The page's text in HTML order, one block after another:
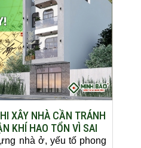
XÂY NHÀ CẦN TRÁNH
KHÍ HAO TỔN VÌ SAI
BẢN
nhà ở, yếu tố phong